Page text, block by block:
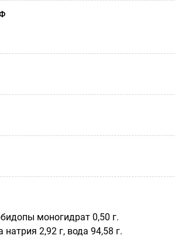
моногидрат 0,50 г.
натрия 2,92 г, вода 94,58 г.